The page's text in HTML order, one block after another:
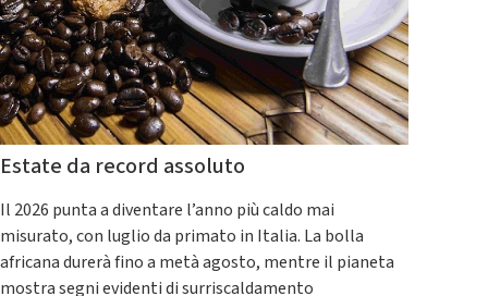
Estate da record assoluto
Il 2026 punta a diventare l’anno più caldo mai
misurato, con luglio da primato in Italia. La bolla
africana durerà fino a metà agosto, mentre il pianeta
mostra segni evidenti di surriscaldamento